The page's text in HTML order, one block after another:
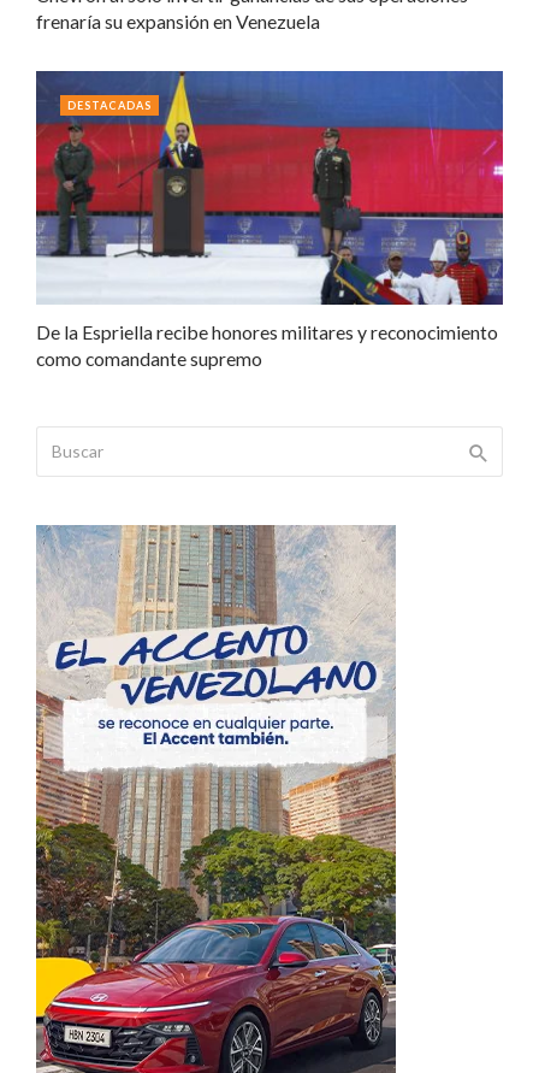
frenaría su expansión en Venezuela
De la Espriella recibe honores militares y reconocimiento
como comandante supremo
DESTACADAS